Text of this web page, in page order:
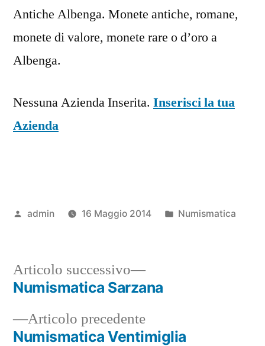
Antiche Albenga. Monete antiche, romane,
monete di valore, monete rare o d’oro a
Albenga.
Nessuna Azienda Inserita. Inserisci la tua
Azienda
Pubblicato
admin 16 Maggio 2014
Pubblicato
Numismatica
Navigazione
articoli
Articolo precedenteArticolo
precedente:
Numismatica Ventimiglia
Articolo successivo
Articolo
successivo:
Numismatica Sarzana